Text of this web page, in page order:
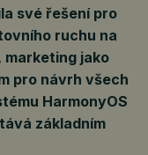
své řešení pro
ruchu na
marketing jako
pro návrh všech
HarmonyOS
základním